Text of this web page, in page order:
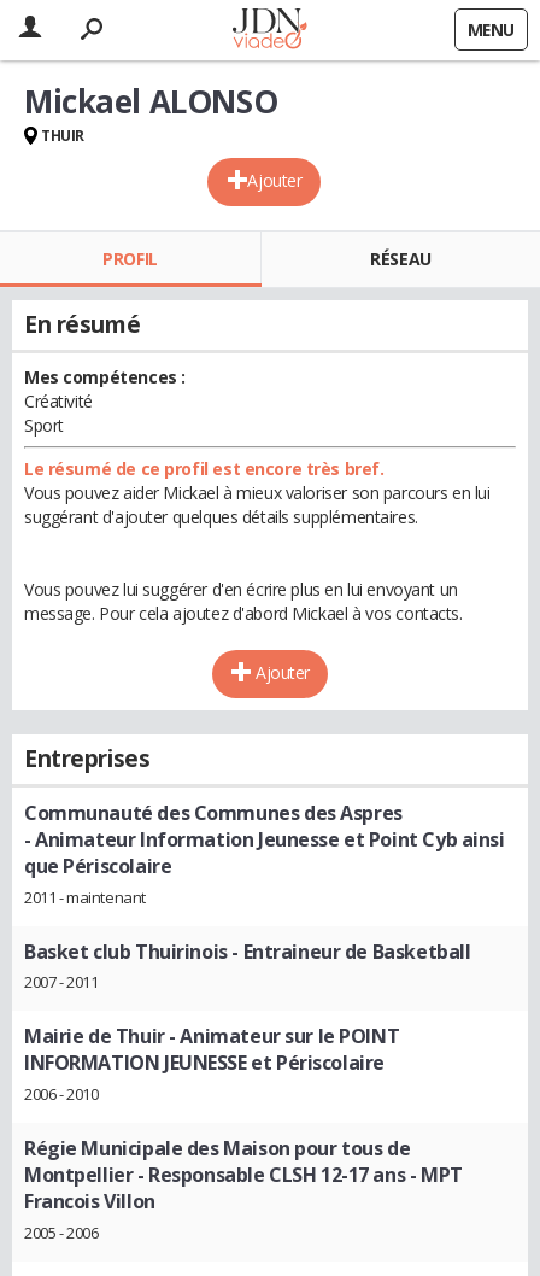
MENU
Ajouter
Mickael ALONSO
THUIR
PROFIL RÉSEAU
En résumé
Mes compétences :
Créativité
Sport
Le résumé de ce profil est encore très bref.
Vous pouvez aider Mickael à mieux valoriser son parcours en lui
suggérant d'ajouter quelques détails supplémentaires.
Vous pouvez lui suggérer d'en écrire plus en lui envoyant un
message. Pour cela ajoutez d'abord Mickael à vos contacts.
Ajouter
Entreprises
Communauté des Communes des Aspres
- Animateur Information Jeunesse et Point Cyb ainsi
que Périscolaire
2011 - maintenant
Basket club Thuirinois- Entraineur de Basketball
2007 - 2011
Mairie de Thuir- Animateur sur le POINT
INFORMATION JEUNESSE et Périscolaire
2006 - 2010
Régie Municipale des Maison pour tous de
Montpellier- Responsable CLSH 12-17 ans - MPT
Francois Villon
2005 - 2006